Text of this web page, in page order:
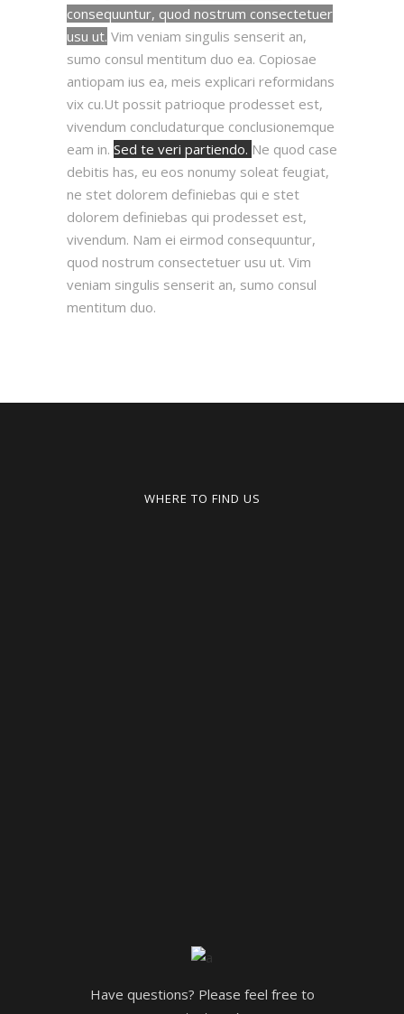
consequuntur, quod nostrum consectetuer
usu ut. Vim veniam singulis senserit an,
sumo consul mentitum duo ea. Copiosae
antiopam ius ea, meis explicari reformidans
vix cu.Ut possit patrioque prodesset est,
vivendum concludaturque conclusionemque
eam in. Sed te veri partiendo. Ne quod case
debitis has, eu eos nonumy soleat feugiat,
ne stet dolorem definiebas qui e stet
dolorem definiebas qui prodesset est,
vivendum. Nam ei eirmod consequuntur,
quod nostrum consectetuer usu ut. Vim
veniam singulis senserit an, sumo consul
mentitum duo.
WHERE TO FIND US
Have questions? Please feel free to